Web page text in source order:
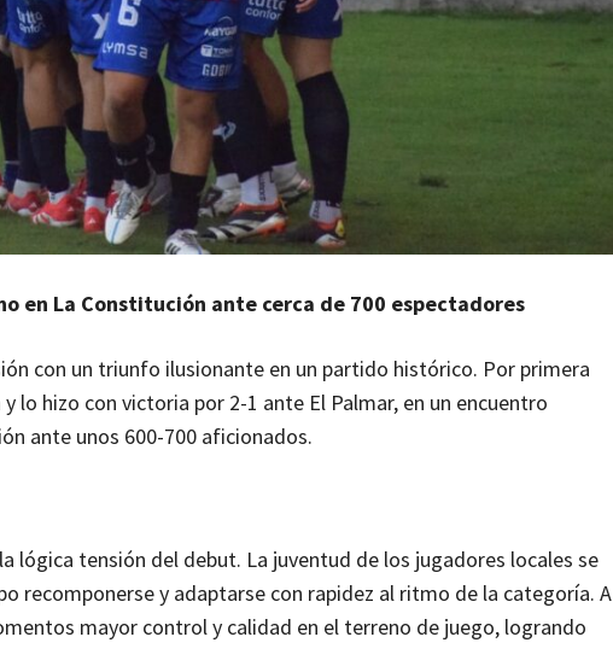
en La Constitución ante cerca de 700 espectadores
con un triunfo ilusionante en un partido histórico. Por primera
hizo con victoria por 2-1 ante El Palmar, en un encuentro
ante unos 600-700 aficionados.
lógica tensión del debut. La juventud de los jugadores locales se
recomponerse y adaptarse con rapidez al ritmo de la categoría. A
mayor control y calidad en el terreno de juego, logrando